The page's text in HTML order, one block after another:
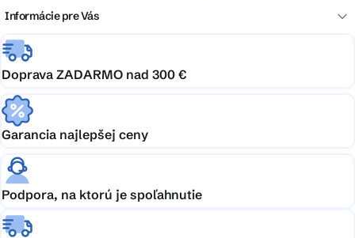
Informácie pre Vás
Doprava ZADARMO nad 300 €
Garancia najlepšej ceny
Podpora, na ktorú je spoľahnutie